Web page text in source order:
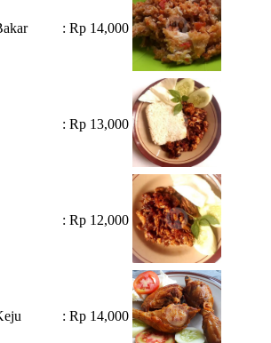
: Rp 14,000
: Rp 13,000
: Rp 12,000
: Rp 14,000